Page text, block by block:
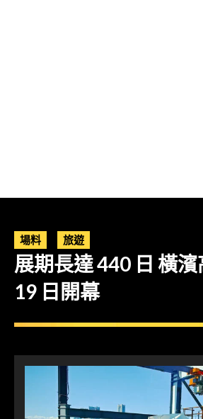
場料 旅遊
展期長達 440 日 橫濱
19 日開幕